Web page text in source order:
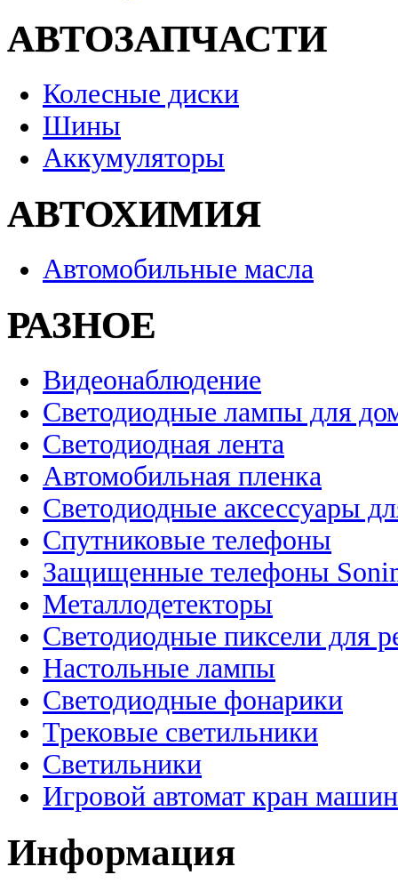
АВТОЗАПЧАСТИ
Колесные диски
Шины
Аккумуляторы
АВТОХИМИЯ
Автомобильные масла
РАЗНОЕ
Видеонаблюдение
Светодиодные лампы для
Светодиодная лента
Автомобильная пленка
Светодиодные аксессуары
Спутниковые телефоны
Защищенные телефоны
Металлодетекторы
Светодиодные пиксели для
Настольные лампы
Светодиодные фонарики
Трековые светильники
Светильники
Игровой автомат кран
Информация